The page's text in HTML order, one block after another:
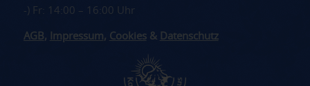
-) Fr: 14:00 – 16:00 Uhr
AGB , Impressum, Cookies& Datenschutz